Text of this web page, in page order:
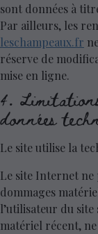
sont données à
Par ailleurs, les
leschampeaux.fr
réserve de
mise en ligne.
4.
données
Le site utilise la
Le site Internet
dommages
l’utilisateur du site
matériel récent,